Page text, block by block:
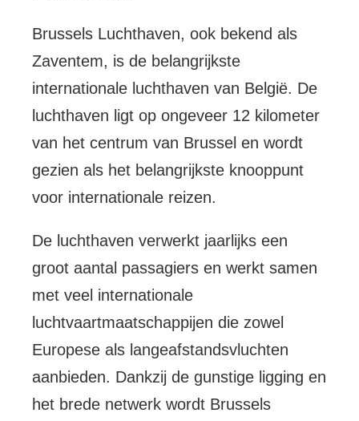
Brussels Luchthaven, ook bekend als
Zaventem, is de belangrijkste
internationale luchthaven van België. De
luchthaven ligt op ongeveer 12 kilometer
van het centrum van Brussel en wordt
gezien als het belangrijkste knooppunt
voor internationale reizen.
De luchthaven verwerkt jaarlijks een
groot aantal passagiers en werkt samen
met veel internationale
luchtvaartmaatschappijen die zowel
Europese als langeafstandsvluchten
aanbieden. Dankzij de gunstige ligging en
het brede netwerk wordt Brussels